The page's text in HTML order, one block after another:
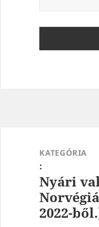
navigációKATEGÓRIA
:
Nyári
2022-